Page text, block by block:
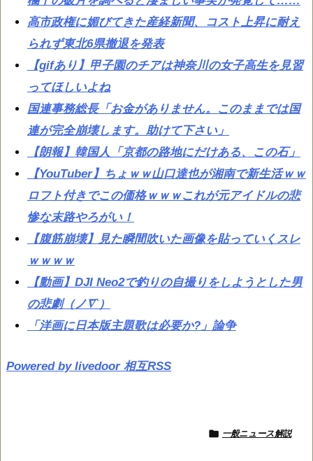
高市政権に媚びてきた産経新聞、コスト上昇に耐え
られず東北6県撤退を発表
【gifあり】甲子園のチアは神奈川の女子高生を見習
ってほしいよね
国連事務総長「お金がありません。このままでは国
連が完全崩壊します。助けて下さい」
【朗報】韓国人「京都の路地にだけある、この石」
【YouTuber】ちょｗｗ山口達也が湘南で新生活ｗｗ
ロフト付きでこの価格ｗｗｗこれが元アイドルの悲
惨な末路やろがい！
【腹筋崩壊】見た瞬間吹いた画像を貼っていくスレ
ｗｗｗｗ
【動画】DJI Neo2で釣りの自撮りをしようとした男
の悲劇（ノ∇`）
「洋画に日本版主題歌は必要か?」論争
Powered by livedoor 相互RSS
 一般ニュース解説